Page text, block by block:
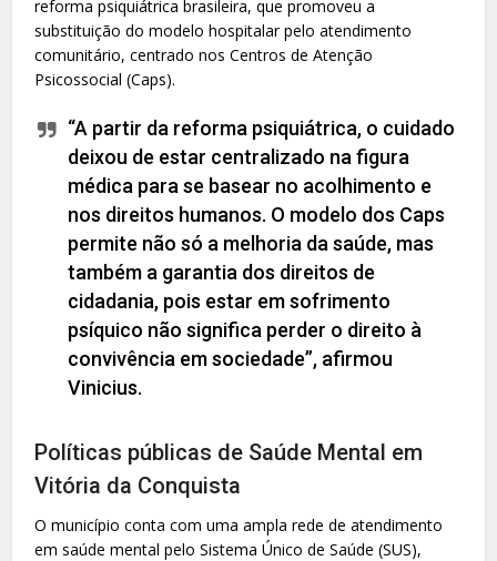
reforma psiquiátrica brasileira, que promoveu a
substituição do modelo hospitalar pelo atendimento
comunitário, centrado nos Centros de Atenção
Psicossocial (Caps).
“A partir da reforma psiquiátrica, o cuidado
deixou de estar centralizado na figura
médica para se basear no acolhimento e
nos direitos humanos. O modelo dos Caps
permite não só a melhoria da saúde, mas
também a garantia dos direitos de
cidadania, pois estar em sofrimento
psíquico não significa perder o direito à
convivência em sociedade”, afirmou
Vinicius.
Políticas públicas de Saúde Mental em
Vitória da Conquista
O município conta com uma ampla rede de atendimento
em saúde mental pelo Sistema Único de Saúde (SUS),